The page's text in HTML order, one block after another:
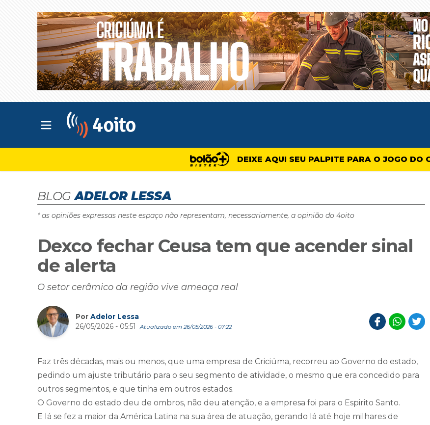
Abrir menu principal
DEIXE AQUI SEU PALPITE PARA O JOGO DO
BLOG ADELOR LESSA
* as opiniões expressas neste espaço não representam, necessariamente, a opinião do 4oito
Dexco fechar Ceusa tem que acender sinal
de alerta
O setor cerâmico da região vive ameaça real
Por Adelor Lessa
26/05/2026 - 05:51
Atualizado em 26/05/2026 - 07:22
Faz três décadas, mais ou menos, que uma empresa de Criciúma, recorreu ao Governo do estado,
pedindo um ajuste tributário para o seu segmento de atividade, o mesmo que era concedido para
outros segmentos, e que tinha em outros estados.
O Governo do estado deu de ombros, não deu atenção, e a empresa foi para o Espirito Santo.
E lá se fez a maior da América Latina na sua área de atuação, gerando lá até hoje milhares de